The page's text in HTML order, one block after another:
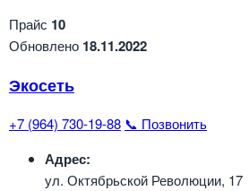
Прайс 10
Обновлено 18.11.2022
Экосеть
+7 (964) 730-19-88 📞 Позвонить
Адрес:
ул. Октябрьской Революции, 17